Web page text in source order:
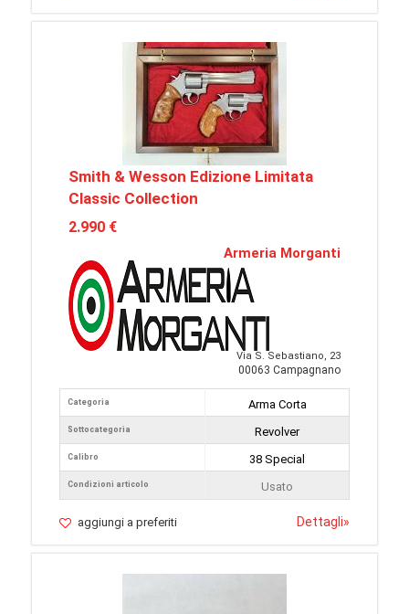
Smith & Wesson Edizione Limitata
Classic Collection
2.990 €
Armeria Morganti
Via S. Sebastiano, 23
00063 Campagnano
Categoria
Sottocategoria
Calibro
Condizioni articolo
Arma Corta
Revolver
38 Special
Usato
aggiungi a preferiti Dettagli»